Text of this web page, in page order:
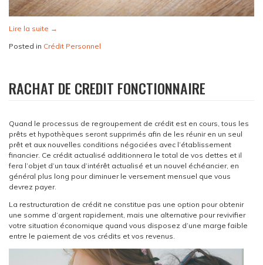
Lire la suite →
Posted in Crédit Personnel
RACHAT DE CREDIT FONCTIONNAIRE
Quand le processus de regroupement de crédit est en cours, tous les
prêts et hypothèques seront supprimés afin de les réunir en un seul
prêt et aux nouvelles conditions négociées avec l’établissement
financier. Ce crédit actualisé additionnera le total de vos dettes et il
fera l’objet d’un taux d’intérêt actualisé et un nouvel échéancier, en
général plus long pour diminuer le versement mensuel que vous
devrez payer.
La restructuration de crédit ne constitue pas une option pour obtenir
une somme d’argent rapidement, mais une alternative pour revivifier
votre situation économique quand vous disposez d’une marge faible
entre le paiement de vos crédits et vos revenus.